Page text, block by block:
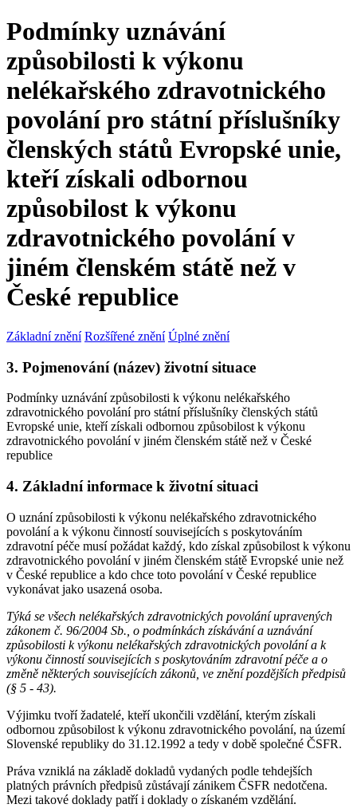
Podmínky uznávání
způsobilosti k výkonu
nelékařského zdravotnického
povolání pro státní příslušníky
členských států Evropské unie,
kteří získali odbornou
způsobilost k výkonu
zdravotnického povolání v
jiném členském státě než v
České republice
Základní znění Rozšířené znění Úplné znění
3. Pojmenování (název) životní situace
Podmínky uznávání způsobilosti k výkonu nelékařského
zdravotnického povolání pro státní příslušníky členských států
Evropské unie, kteří získali odbornou způsobilost k výkonu
zdravotnického povolání v jiném členském státě než v České
republice
4. Základní informace k životní situaci
O uznání způsobilosti k výkonu nelékařského zdravotnického
povolání a k výkonu činností souvisejících s poskytováním
zdravotní péče musí požádat každý, kdo získal způsobilost k výkonu
zdravotnického povolání v jiném členském státě Evropské unie než
v České republice a kdo chce toto povolání v České republice
vykonávat jako usazená osoba.
Týká se všech nelékařských zdravotnických povolání upravených
zákonem č. 96/2004 Sb., o podmínkách získávání a uznávání
způsobilosti k výkonu nelékařských zdravotnických povolání a k
výkonu činností souvisejících s poskytováním zdravotní péče a o
změně některých souvisejících zákonů, ve znění pozdějších předpisů
(§ 5 - 43).
Výjimku tvoří žadatelé, kteří ukončili vzdělání, kterým získali
odbornou způsobilost k výkonu zdravotnického povolání, na území
Slovenské republiky do 31.12.1992 a tedy v době společné ČSFR.
Práva vzniklá na základě dokladů vydaných podle tehdejších
platných právních předpisů zůstávají zánikem ČSFR nedotčena.
Mezi takové doklady patří i doklady o získaném vzdělání.